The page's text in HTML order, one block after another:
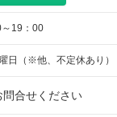
19：00
日（※他、不定休あり）
問合せください